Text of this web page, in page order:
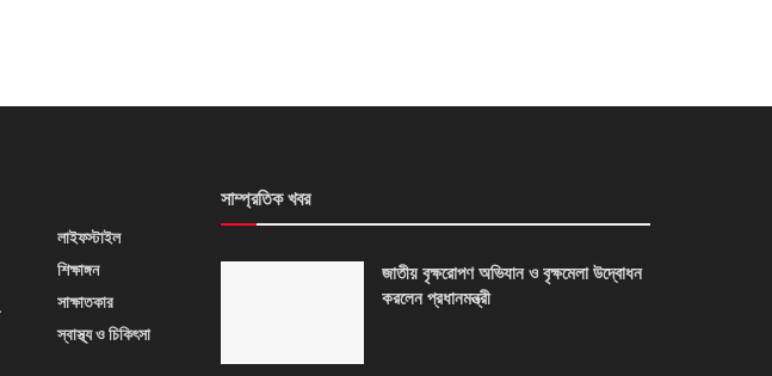
লাইফস্টাইল
শিক্ষাঙ্গন
সাক্ষাতকার
স্বাস্থ্য ও চিকিৎসা
সাম্প্রতিক খবর
জাতীয় বৃক্ষরোপণ অভিযান ও বৃক্ষমেলা উদ্বোধন
করলেন প্রধানমন্ত্রী